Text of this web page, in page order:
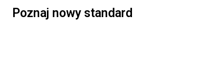
Poznaj nowy standard